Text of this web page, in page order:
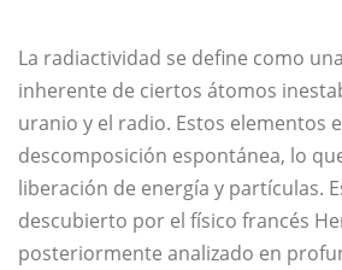
La radiactividad se define como
inherente de ciertos átomos
uranio y el radio. Estos elementos
descomposición espontánea, lo
liberación de energía y partículas.
descubierto por el físico francés
posteriormente analizado en